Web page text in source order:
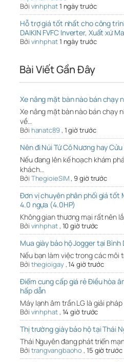
Bởi vinhphat1 ngày trước
Hỗ trợ giá tốt nhất cho công
DAIKIN FVFC Inverter, Xuất xứ
Bởi vinhphat1 ngày trước
Bài Viết Gần Đây
Xe nâng mặt bàn nào bán chạy
Xe nâng mặt bàn nào bán chạy
về…
Bởi hanatc89, 1 giờ trước
Nên đi Núi Tứ Cô Nương hay
Nếu đang lên kế hoạch khám
khách…
Bởi ThegioieSIM,9 giờ trước
Đơn vị chuyên phân phối giá tốt
4.0 ngựa (4.0HP)
Không gian thương mại rất nên
Bởi vinhphat, 10 giờ trước
Mua giày bảo hộ Jogger tại Bình
Nếu bạn làm việc trong các môi
Bởi thegioigay,14 giờ trước
Điểm cung cấp giá rẻ Điều hòa
hấp dẫn
Máy lạnh âm trần LG là giải
Bởi vinhphat, 14 giờ trước
Thị trường giày bảo hộ tại Thái
Thái Nguyên đang phát triển
Bởi trangvangbaoho , 15 giờ trước